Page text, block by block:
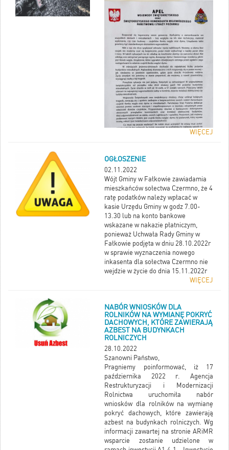
WIĘCEJ
OGŁOSZENIE
02.11.2022
Wójt Gminy w Fałkowie zawiadamia
mieszkańców sołectwa Czermno, że 4
ratę podatków należy wpłacać w
kasie Urzędu Gminy w godz 7.00-
13.30 lub na konto bankowe
wskazane w nakazie płatniczym,
ponieważ Uchwała Rady Gminy w
Fałkowie podjęta w dniu 28.10.2022r
w sprawie wyznaczenia nowego
inkasenta dla sołectwa Czermno nie
wejdzie w życie do dnia 15.11.2022r
WIĘCEJ
NABÓR WNIOSKÓW DLA
ROLNIKÓW NA WYMIANĘ POKRYĆ
DACHOWYCH, KTÓRE ZAWIERAJĄ
AZBEST NA BUDYNKACH
ROLNICZYCH
28.10.2022
Szanowni Państwo,
Pragniemy poinformować, iż 17
października 2022 r. Agencja
Restrukturyzacji i Modernizacji
Rolnictwa uruchomiła nabór
wniosków dla rolników na wymianę
pokryć dachowych, które zawierają
azbest na budynkach rolniczych. Wg
informacji zawartej na stronie ARiMR
wsparcie zostanie udzielone w